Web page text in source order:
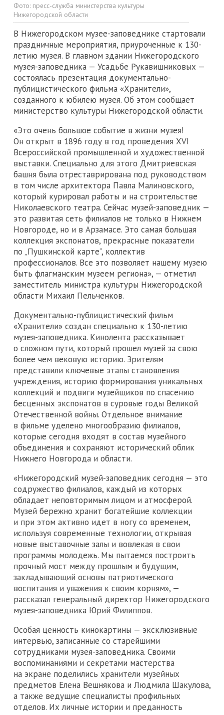
Фото: пресс-служба министерства культуры
Нижегородской области
В Нижегородском музее-заповеднике стартовали
праздничные мероприятия, приуроченные к 130-
летию музея. В главном здании Нижегородского
музея-заповедника — Усадьбе Рукавишниковых —
состоялась презентация документально-
публицистического фильма «Хранители»,
созданного к юбилею музея. Об этом сообщает
министерство культуры Нижегородской области.
«Это очень большое событие в жизни музея!
Он открыт в 1896 году в год проведения XVI
Всероссийской промышленной и художественной
выставки. Специально для этого Дмитриевская
башня была отреставрирована под руководством
в том числе архитектора Павла Малиновского,
который курировал работы и на строительстве
Николаевского театра. Сейчас музей-заповедник —
это развитая сеть филиалов не только в Нижнем
Новгороде, но и в Арзамасе. Это самая большая
коллекция экспонатов, прекрасные показатели
по „Пушкинской карте“, коллектив
профессионалов. Все это позволяет нашему музею
быть флагманским музеем региона», — отметил
заместитель министра культуры Нижегородской
области Михаил Пельченков.
Документально-публицистический фильм
«Хранители» создан специально к 130-летию
музея-заповедника. Кинолента рассказывает
о сложном пути, который прошел музей за свою
более чем вековую историю. Зрителям
представили ключевые этапы становления
учреждения, историю формирования уникальных
коллекций и подвиги музейщиков по спасению
бесценных экспонатов в суровые годы Великой
Отечественной войны. Отдельное внимание
в фильме уделено многообразию филиалов,
которые сегодня входят в состав музейного
объединения и сохраняют исторический облик
Нижнего Новгорода и области.
«Нижегородский музей-заповедник сегодня — это
содружество филиалов, каждый из которых
обладает неповторимым лицом и атмосферой.
Музей бережно хранит богатейшие коллекции
и при этом активно идет в ногу со временем,
используя современные технологии, открывая
новые выставочные залы и вовлекая в свои
программы молодежь. Мы пытаемся построить
прочный мост между прошлым и будущим,
закладывающий основы патриотического
воспитания и уважения к своим корням», —
рассказал генеральный директор Нижегородского
музея-заповедника Юрий Филиппов.
Особая ценность кинокартины — эксклюзивные
интервью, записанные со старейшими
сотрудниками музея-заповедника. Своими
воспоминаниями и секретами мастерства
на экране поделились хранители музейных
предметов Елена Вешнякова и Людмила Шакулова,
а также ведущие специалисты профильных
отделов. Их личные истории и преданность